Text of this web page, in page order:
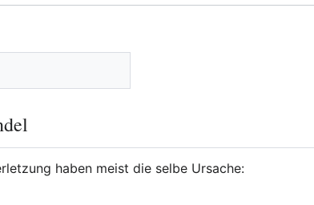
haben meist die selbe Ursache: